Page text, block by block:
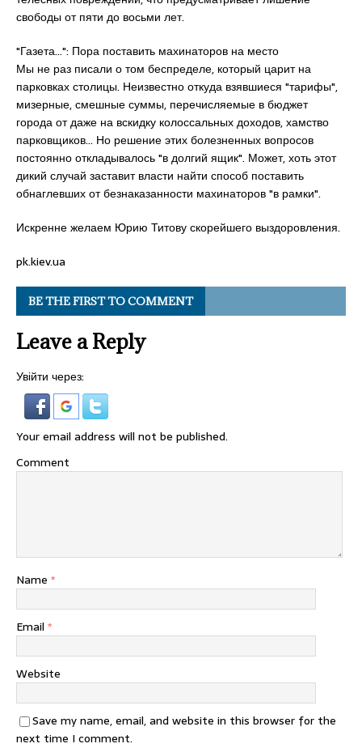
свободы от пяти до восьми лет.
"Газета…": Пора поставить махинаторов на место
Мы не раз писали о том беспределе, который царит на
парковках столицы. Неизвестно откуда взявшиеся "тарифы",
мизерные, смешные суммы, перечисляемые в бюджет
города от даже на вскидку колоссальных доходов, хамство
парковщиков… Но решение этих болезненных вопросов
постоянно откладывалось "в долгий ящик". Может, хоть этот
дикий случай заставит власти найти способ поставить
обнаглевших от безнаказанности махинаторов "в рамки".
Искренне желаем Юрию Титову скорейшего выздоровления.
pk.kiev.ua
BE THE FIRST TO COMMENT
Leave a Reply
Увійти через:
Your email address will not be published.
Comment
Name *
Email *
Website
Save my name, email, and website in this browser for the
next time I comment.